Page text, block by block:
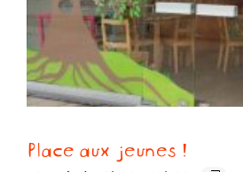
Place aux jeunes !